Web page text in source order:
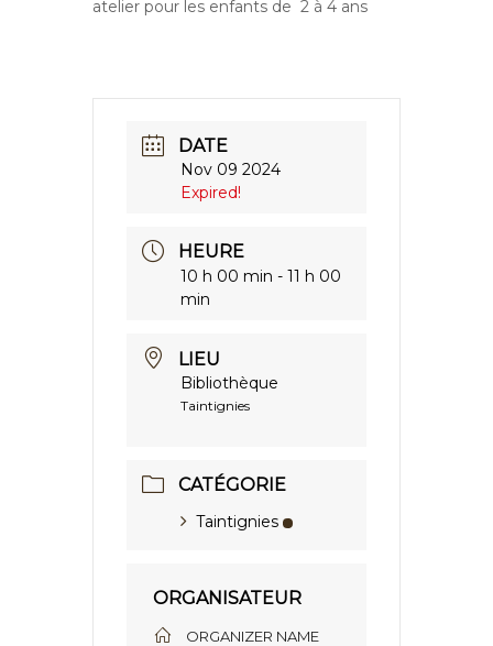
atelier pour les enfants de 2 à 4 ans
DATE
Nov 09 2024
Expired!
HEURE
10 h 00 min - 11 h 00
min
LIEU
Bibliothèque
Taintignies
CATÉGORIE
Taintignies
ORGANISATEUR
ORGANIZER NAME